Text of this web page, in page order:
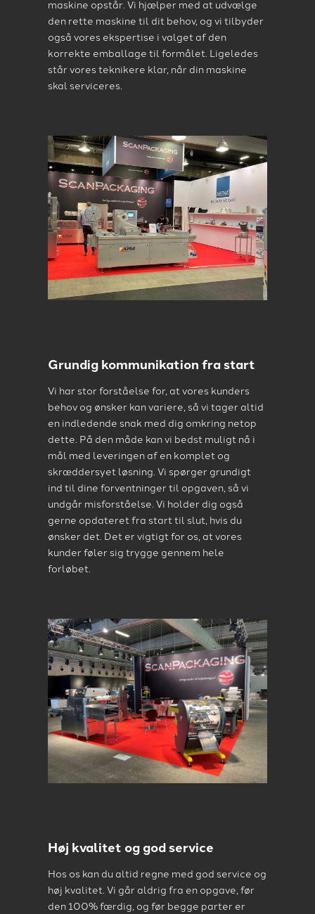
maskine opstår. Vi hjælper med at udvælge
den rette maskine til dit behov, og vi tilbyder
også vores ekspertise i valget af den
korrekte emballage til formålet. Ligeledes
står vores teknikere klar, når din maskine
skal serviceres.
Grundig kommunikation fra start
Vi har stor forståelse for, at vores kunders
behov og ønsker kan variere, så vi tager altid
en indledende snak med dig omkring netop
dette. På den måde kan vi bedst muligt nå i
mål med leveringen af en komplet og
skræddersyet løsning. Vi spørger grundigt
ind til dine forventninger til opgaven, så vi
undgår misforståelse. Vi holder dig også
gerne opdateret fra start til slut, hvis du
ønsker det. Det er vigtigt for os, at vores
kunder føler sig trygge gennem hele
forløbet.
Høj kvalitet og god service
Hos os kan du altid regne med god service og
høj kvalitet. Vi går aldrig fra en opgave, før
den 100% færdig, og før begge parter er